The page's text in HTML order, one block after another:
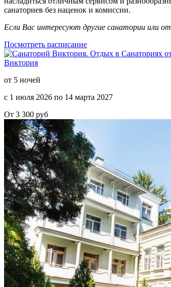
санаториев без наценок и комиссии.
Если Вас интересуют другие санатории или
Посмотреть расписание
Виктория
от 5 ночей
с 1 июля 2026 по 14 марта 2027
От 3 300 руб